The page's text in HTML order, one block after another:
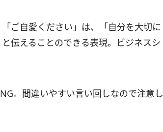
ご自愛ください」は、「自分を大切に
伝えることのできる表現。ビジネスシ
。間違いやすい言い回しなので注意し